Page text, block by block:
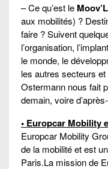
– Ce qu’est le
aux mobilités) ?
faire ? Suivent
l’organisation,
le monde, le
les autres secteurs
Ostermann nous fait
demain, voire
• Europcar Mobility
Europcar Mobility
de la mobilité et est
Paris.La mission de